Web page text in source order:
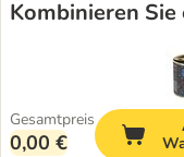
Kombinieren Sie
Gesamtpreis
0,00 €